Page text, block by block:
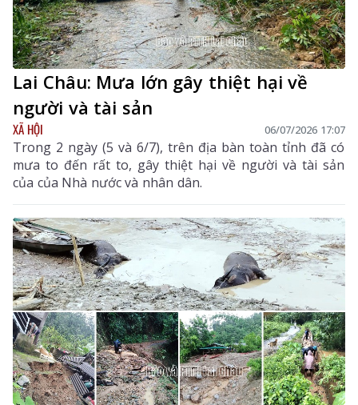
Lai Châu: Mưa lớn gây thiệt hại về
người và tài sản
XÃ HỘI 06/07/2026 17:07
Trong 2 ngày (5 và 6/7), trên địa bàn toàn tỉnh đã có
mưa to đến rất to, gây thiệt hại về người và tài sản
của của Nhà nước và nhân dân.